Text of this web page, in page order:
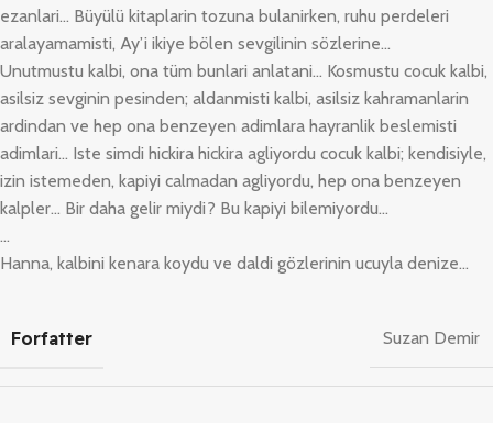
ezanlari… Büyülü kitaplarin tozuna bulanirken, ruhu perdeleri
aralayamamisti, Ay’i ikiye bölen sevgilinin sözlerine…
Unutmustu kalbi, ona tüm bunlari anlatani… Kosmustu cocuk kalbi,
asilsiz sevginin pesinden; aldanmisti kalbi, asilsiz kahramanlarin
ardindan ve hep ona benzeyen adimlara hayranlik beslemisti
adimlari… Iste simdi hickira hickira agliyordu cocuk kalbi; kendisiyle,
izin istemeden, kapiyi calmadan agliyordu, hep ona benzeyen
kalpler… Bir daha gelir miydi? Bu kapiyi bilemiyordu…
…
Hanna, kalbini kenara koydu ve daldi gözlerinin ucuyla denize…
Forfatter Suzan Demir